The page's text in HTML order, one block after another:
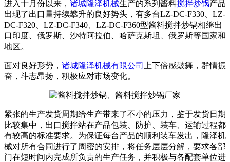
进入十月份以来， 诸城隆泽机械生产的系列酱料搅拌炒锅产品
出现了出口量持续攀升的良好势头，有多台LZ-DC-F330、LZ-
DC-F320、LZ-DC-F340、LZ-DC-F360型酱料搅拌炒锅相继出
口印度、俄罗斯、沙特阿拉伯、哈萨克斯坦、俄罗斯等国家和
地区。
面对良好形势， 诸城隆泽机械有限公司
上下倍感鼓舞，群情振
奋，斗志昂扬，积极应对市场变化。
紧张的生产发货周期给生产带来了不小的压力，鉴于发货日期
比较集中，出口搅拌站在产品包装、防护、装车、运输过程都
有较高的标准要求。为保证每台产品的顺利装车发出，隆泽机
械对所有合同进行了周密的安排，将任务层层分解，要求各部
门在短时间内完成所负责的生产任务，并积极与各配套单位进